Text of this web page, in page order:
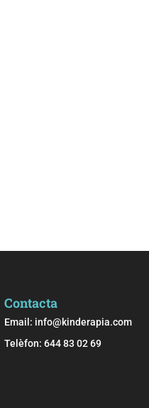
Contacta
Email: info@kinderapia.com
Telèfon: 644 83 02 69